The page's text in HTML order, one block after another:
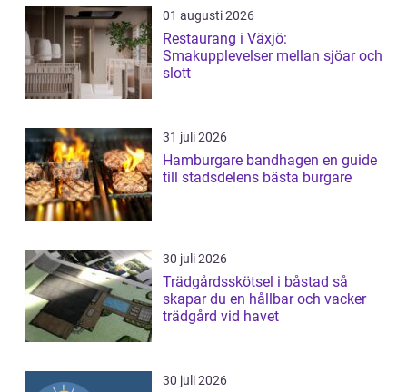
01 augusti 2026
Restaurang i Växjö:
Smakupplevelser mellan sjöar och
slott
31 juli 2026
Hamburgare bandhagen en guide
till stadsdelens bästa burgare
30 juli 2026
Trädgårdsskötsel i båstad så
skapar du en hållbar och vacker
trädgård vid havet
30 juli 2026